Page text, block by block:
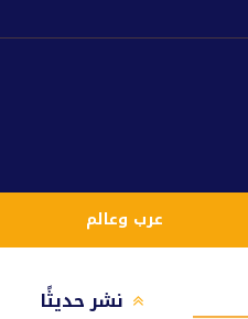
عرب وعالم
نشر حديثًا